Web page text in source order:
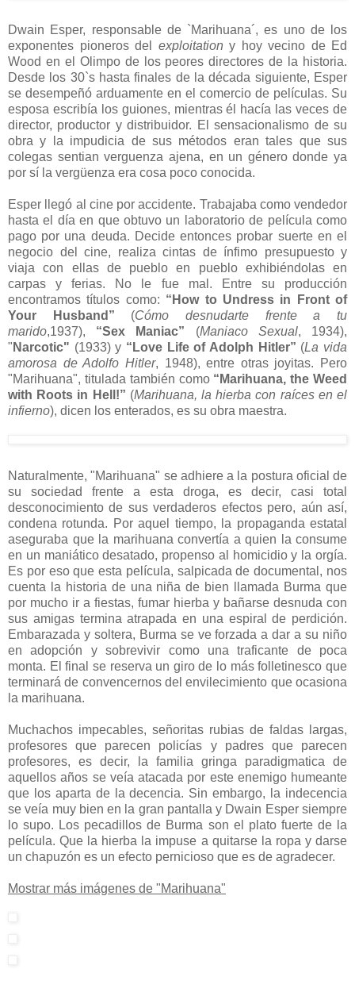
Dwain Esper, responsable de `Marihuana´, es uno de los
exponentes pioneros del exploitation y hoy vecino de Ed
Wood en el Olimpo de los peores directores de la historia.
Desde los 30`s hasta finales de la década siguiente, Esper
se desempeñó arduamente en el comercio de películas. Su
esposa escribía los guiones, mientras él hacía las veces de
director, productor y distribuidor. El sensacionalismo de su
obra y la impudicia de sus métodos eran tales que sus
colegas sentian verguenza ajena, en un género donde ya
por sí la vergüenza era cosa poco conocida.
Esper llegó al cine por accidente. Trabajaba como vendedor
hasta el día en que obtuvo un laboratorio de película como
pago por una deuda. Decide entonces probar suerte en el
negocio del cine, realiza cintas de ínfimo presupuesto y
viaja con ellas de pueblo en pueblo exhibiéndolas en
carpas y ferias. No le fue mal. Entre su producción
encontramos títulos como: “How to Undress in Front of
Your Husband” (Cómo desnudarte frente a tu
marido,1937), “Sex Maniac” (Maniaco Sexual, 1934),
" Narcotic" (1933) y “Love Life of Adolph Hitler” (La vida
amorosa de Adolfo Hitler, 1948), entre otras joyitas. Pero
"Marihuana", titulada también como “Marihuana, the Weed
with Roots in Hell!” (Marihuana, la hierba con raíces en el
infierno), dicen los enterados, es su obra maestra.
Naturalmente, "Marihuana" se adhiere a la postura oficial de
su sociedad frente a esta droga, es decir, casi total
desconocimiento de sus verdaderos efectos pero, aún así,
condena rotunda. Por aquel tiempo, la propaganda estatal
aseguraba que la marihuana convertía a quien la consume
en un maniático desatado, propenso al homicidio y la orgía.
Es por eso que esta película, salpicada de documental, nos
cuenta la historia de una niña de bien llamada Burma que
por mucho ir a fiestas, fumar hierba y bañarse desnuda con
sus amigas termina atrapada en una espiral de perdición.
Embarazada y soltera, Burma se ve forzada a dar a su niño
en adopción y sobrevivir como una traficante de poca
monta. El final se reserva un giro de lo más folletinesco que
terminará de convencernos del envilecimiento que ocasiona
la marihuana.
Muchachos impecables, señoritas rubias de faldas largas,
profesores que parecen policías y padres que parecen
profesores, es decir, la familia gringa paradigmatica de
aquellos años se veía atacada por este enemigo humeante
que los aparta de la decencia. Sin embargo, la indecencia
se veía muy bien en la gran pantalla y Dwain Esper siempre
lo supo. Los pecadillos de Burma son el plato fuerte de la
película. Que la hierba la impuse a quitarse la ropa y darse
un chapuzón es un efecto pernicioso que es de agradecer.
Mostrar más imágenes de "Marihuana"